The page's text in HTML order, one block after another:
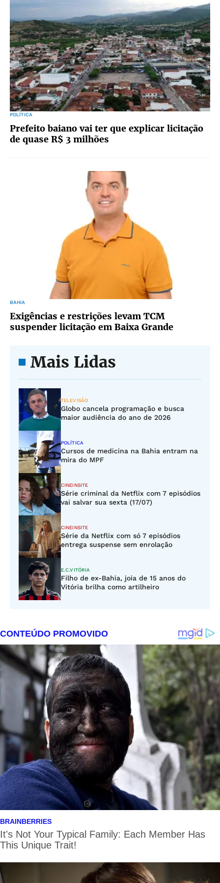
POLÍTICA
Prefeito baiano vai ter que explicar licitação
de quase R$ 3 milhões
BAHIA
Exigências e restrições levam TCM
suspender licitação em Baixa Grande
Mais Lidas
TELEVISÃO
Globo cancela programação e busca
maior audiência do ano de 2026
POLÍTICA
Cursos de medicina na Bahia entram na
mira do MPF
CINEINSITE
Série criminal da Netflix com 7 episódios
vai salvar sua sexta (17/07)
CINEINSITE
Série da Netflix com só 7 episódios
entrega suspense sem enrolação
E.C.VITÓRIA
Filho de ex-Bahia, joia de 15 anos do
Vitória brilha como artilheiro